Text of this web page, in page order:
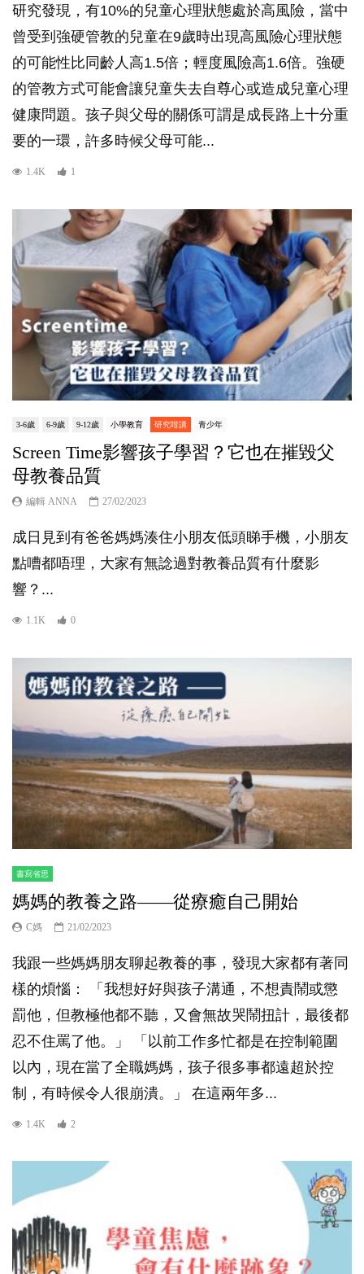
研究發現，有10%的兒童心理狀態處於高風險，當中
曾受到強硬管教的兒童在9歲時出現高風險心理狀態
的可能性比同齡人高1.5倍；輕度風險高1.6倍。強硬
的管教方式可能會讓兒童失去自尊心或造成兒童心理
健康問題。孩子與父母的關係可謂是成長路上十分重
要的一環，許多時候父母可能...
1.4K 1
3-6歲 6-9歲 9-12歲 小學教育 研究咁講 青少年
Screen Time影響孩子學習？它也在摧毀父
母教養品質
編輯 ANNA 27/02/2023
成日見到有爸爸媽媽湊住小朋友低頭睇手機，小朋友
點嘈都唔理，大家有無諗過對教養品質有什麼影
響？...
1.1K 0
書寫省思
媽媽的教養之路——從療癒自己開始
C媽 21/02/2023
我跟一些媽媽朋友聊起教養的事，發現大家都有著同
樣的煩惱： 「我想好好與孩子溝通，不想責鬧或懲
罰他，但教極他都不聽，又會無故哭鬧扭計，最後都
忍不住罵了他。」 「以前工作多忙都是在控制範圍
以內，現在當了全職媽媽，孩子很多事都遠超於控
制，有時候令人很崩潰。」 在這兩年多...
1.4K 2